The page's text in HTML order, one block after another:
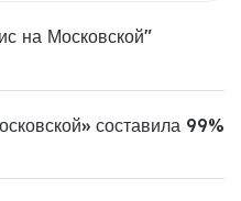
на Московской"
составила 99%